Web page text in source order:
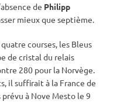
de Philipp
mieux que septième.
courses, les Bleus
de cristal du relais
280 pour la Norvège.
il suffirait à la France de
prévu à Nove Mesto le 9